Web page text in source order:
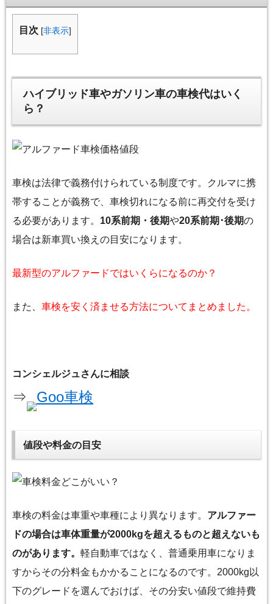
目次 [非表示]
ハイブリッド車やガソリン車の車検代はいく
ら？
車検は法律で義務付けられている制度です。クルマに携
帯することが義務で、車検切れになる前に再交付を受け
る必要があります。 10系前期・後期や20系前期･後期の
場合は新車買い換えの目安になります。
最新型のアルファードではいくらになるのか？
また、 車検を安く済ませる方法についてまとめました。
コンシェルジュさんに相談
⇒ Goo車検
値段や料金の目安
車検の料金は車重や車種により異なります。 アルファー
ドの場合は車体重量が2000kgを超えるものと超えないも
のがあります。 軽自動車ではなく、普通乗用車になりま
すからその分料金もかかることになるのです。2000kg以
下のグレードを選んでおけば、その分安い値段で維持費